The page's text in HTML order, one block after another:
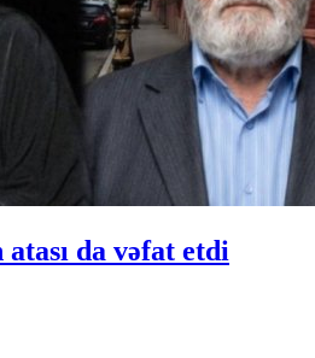
atası da vəfat etdi